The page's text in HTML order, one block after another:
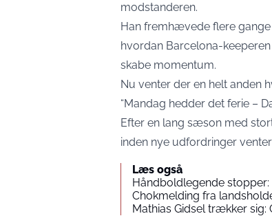
modstanderen.
Han fremhævede flere
hvordan Barcelona-
skabe momentum.
Nu venter der en helt anden
“Mandag hedder det ferie –
Efter en lang sæson med
inden nye udfordringer
Læs også
Håndboldlegende
Chokmelding fra
Mathias Gidsel trækker sig: